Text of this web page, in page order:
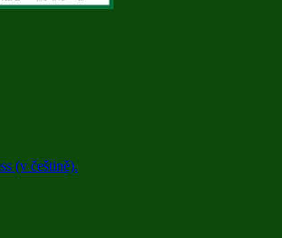
(v češtině).